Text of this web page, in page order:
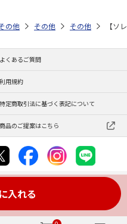
入れる
の他 その他 その他 【ソ
よくあるご質問
利用規約
特定商取引法に基づく表記について
商品のご提案はこちら